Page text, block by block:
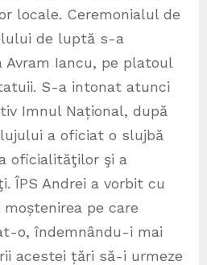
locale. Ceremonialul de
de luptă s-a
Iancu, pe platoul
S-a intonat atunci
Imnul Național, după
a oficiat o slujbă
oficialităţilor şi a
ÎPS Andrei a vorbit cu
pe care
o, îndemnându-i mai
acestei țări să-i urmeze